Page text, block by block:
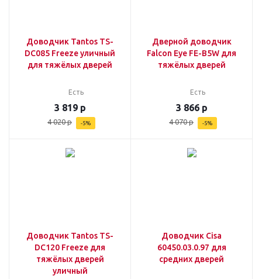
Доводчик Tantos TS-
DC085 Freeze уличный
для тяжёлых дверей
Есть
3 819р
4 020р -5%
Дверной доводчик
Falcon Eye FE-B5W для
тяжёлых дверей
Есть
3 866р
4 070р -5%
Доводчик Tantos TS-
DC120 Freeze для
тяжёлых дверей
уличный
Доводчик Cisa
60450.03.0.97 для
средних дверей